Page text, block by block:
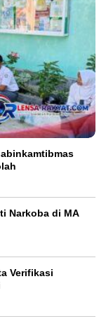
Narkoba di MA
Verifikasi